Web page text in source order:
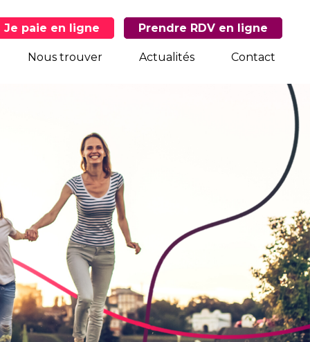
Je paie en ligne Prendre RDV en ligne
Nous trouver Actualités Contact